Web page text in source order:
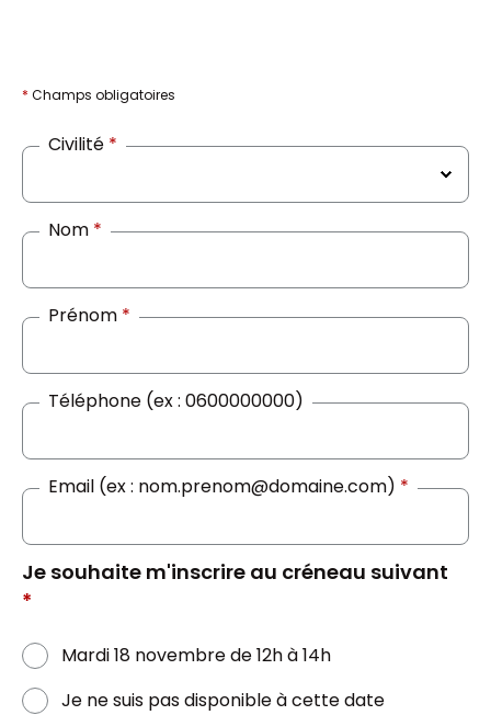
* Champs obligatoires
Civilité *
Nom *
Prénom *
Téléphone (ex : 0600000000)
Email (ex : nom.prenom@domaine.com) *
Je souhaite m'inscrire au créneau suivant
*
Mardi 18 novembre de 12h à 14h
Je ne suis pas disponible à cette date